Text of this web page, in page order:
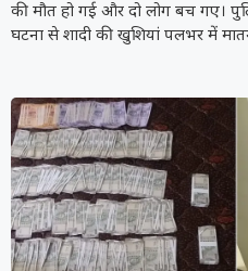
की मौत हो गई और दो लोग बच गए।
घटना से शादी की खुशियां पलभर में